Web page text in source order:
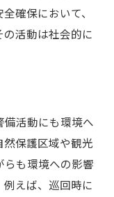
安全を守る仕
確保において、
活動は社会的に
備活動にも環境へ
保護区域や観光
らも環境への影響
えば、巡回時に